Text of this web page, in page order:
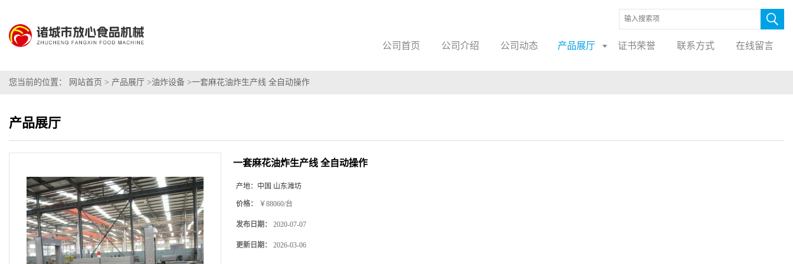
公司首页 公司介绍 公司动态 产品展厅 证书荣誉 联系方式 在线留言
您当前的位置： 网站首页 > 产品展厅 >油炸设备 >一套麻花油炸生产线 全自动操作
产品展厅
一套麻花油炸生产线 全自动操作
产地： 中国 山东潍坊
价格： ￥88060/台
发布日期： 2020-07-07
更新日期： 2026-03-06